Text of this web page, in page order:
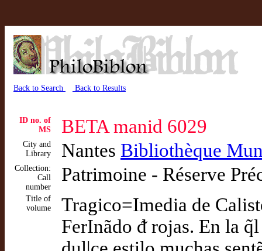
Back to Search Back to Results
ID no. of
MS
BETA manid 6029
City and
Library
Nantes Bibliothèque
Collection:
Call
number
Patrimoine - Réserve
Title of
volume
Tragico=Imedia de
FerInãdo ᵭ rojas. En la